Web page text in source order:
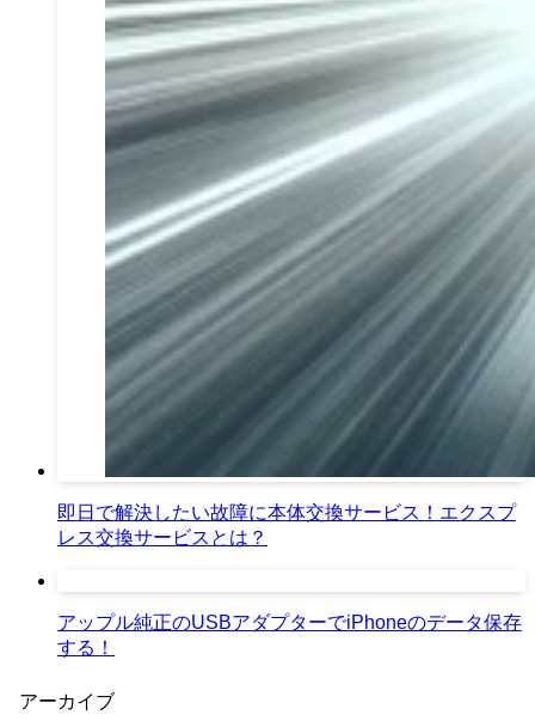
即日で解決したい故障に本体交換サービス！エクスプ
レス交換サービスとは？
アップル純正のUSBアダプターでiPhoneのデータ保存
する！
アーカイブ